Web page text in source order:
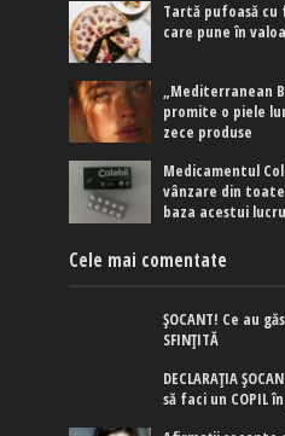
Tartă pufoasă
care pune în
„Mediterranean
promite o piele
zece produse
Medicamentul
vânzare din
baza acestui lucru
Cele mai comentate
ȘOCANT! Ce au
SFINȚITĂ
DECLARAȚIA
să faci un COPIL